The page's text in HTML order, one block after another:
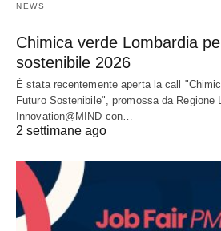
NEWS
Chimica verde Lombardia
sostenibile 2026
È stata recentemente aperta la call
Futuro Sostenibile", promossa da Regione
Innovation@MIND con…
2 settimane ago